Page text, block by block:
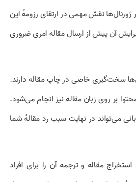
ژورنال‌ها نقش مهمی در ارتقای رزومهٔ این
آن پیش از ارسال مقاله امری ضروری
سخت‌گیری خاصی در چاپ مقاله دارند.
بر روی زبان مقاله نیز انجام می‌شود.
می‌تواند در نهایت سبب رد مقالهٔ شما
استخراج مقاله و ترجمه آن را برای افراد